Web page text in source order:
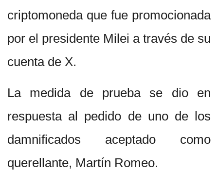
criptomoneda que fue promocionada
por el presidente Milei a través de su
cuenta de X.
La medida de prueba se dio en
respuesta al pedido de uno de los
damnificados aceptado como
querellante, Martín Romeo.